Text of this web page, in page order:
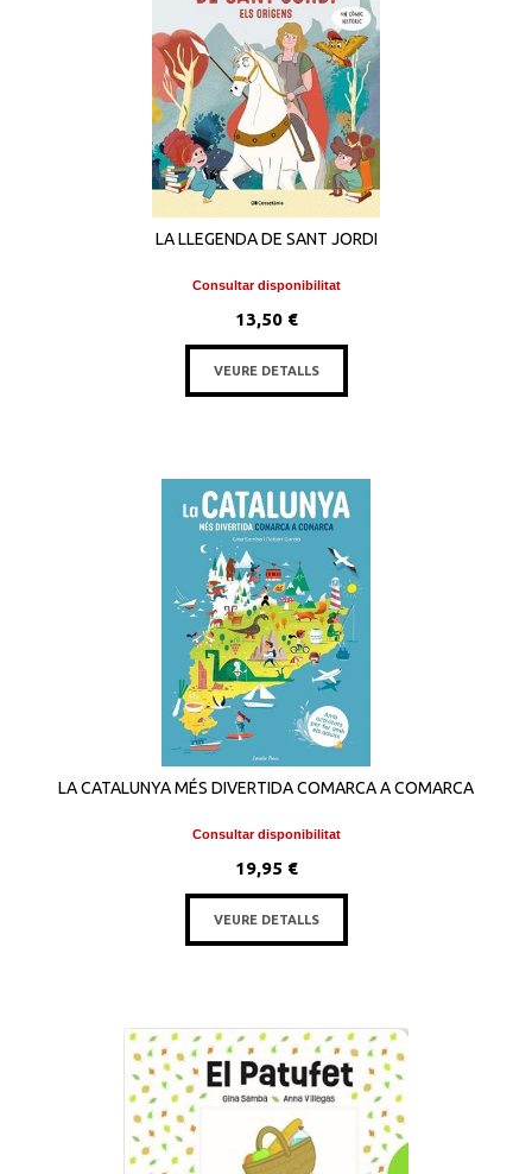
LA LLEGENDA DE SANT JORDI
Consultar disponibilitat
13,50 €
VEURE DETALLS
LA CATALUNYA MÉS DIVERTIDA COMARCA A COMARCA
Consultar disponibilitat
19,95 €
VEURE DETALLS